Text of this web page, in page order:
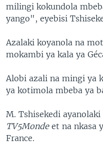
milingi kokundola
yango", eyebisi
Azalaki koyanola na
mokambi ya kala ya
Alobi azali na mingi ya
ya kotimola mbeba ya
M. Tshisekedi
TV5Mondeet na nkasa
France.